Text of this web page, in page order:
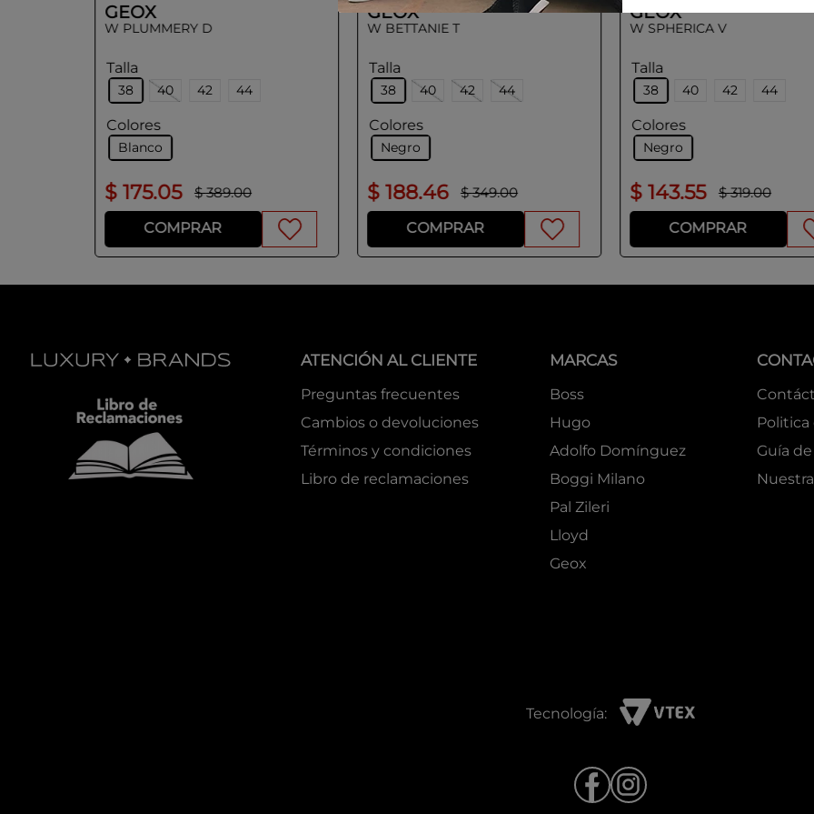
GEOX
W PLUMMERY D
Talla
38 40 42 44
Colores
Blanco
$ 175.05 $ 389.00
COMPRAR
GEOX
W BETTANIE T
Talla
38 40 42 44
Colores
Negro
$ 188.46 $ 349.00
COMPRAR
GEOX
W SPHERICA V
Talla
38 40 42 44
Colores
Negro
$ 143.55 $ 319.00
COMPRAR
ATENCIÓN AL CLIENTE
Preguntas frecuentes
Cambios o devoluciones
Términos y condiciones
Libro de reclamaciones
MARCAS
Boss
Hugo
Adolfo Domínguez
Boggi Milano
Pal Zileri
Lloyd
Geox
Guía
Tecnología: